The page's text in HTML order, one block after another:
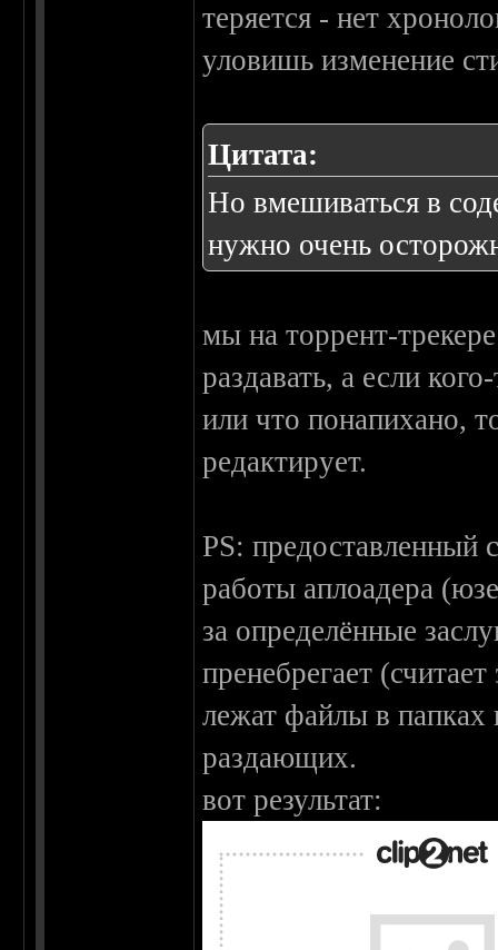
теряется - нет
уловишь изменение
Цитата:
Но вмешиваться в
нужно очень
мы на торрент-
раздавать, а если
или что понапихано,
редактирует.
PS: предоставленный
работы аплоадера
за определённые
пренебрегает
лежат файлы в папках
раздающих.
вот результат: